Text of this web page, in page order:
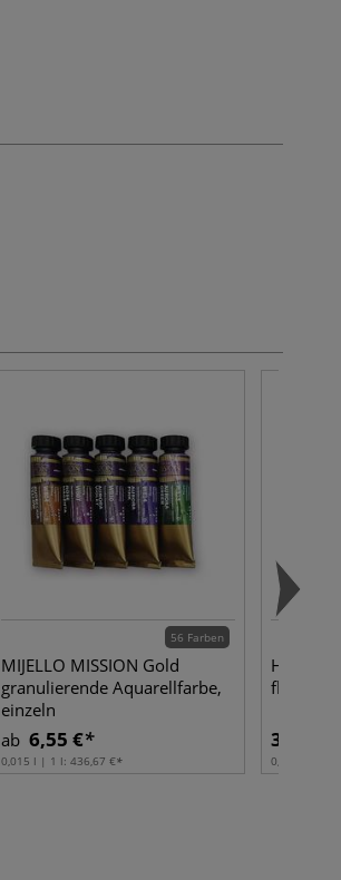
56 Farben
MIJELLO MISSION Gold
granulierende Aquarellfarbe,
einzeln
ab 6,55 €
0,015 l | 1 l: 436,67 €
flüssig
3,40 €
0,035 l | 1 l: